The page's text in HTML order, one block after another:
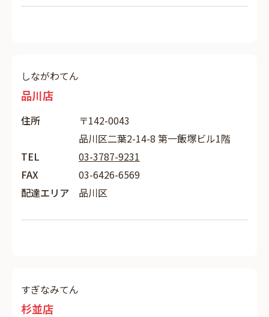
しながわてん
品川店
住所
〒142-0043
品川区二葉2-14-8 第一飯塚ビル1階
TEL
03-3787-9231
FAX
03-6426-6569
配達エリア
品川区
すぎなみてん
杉並店